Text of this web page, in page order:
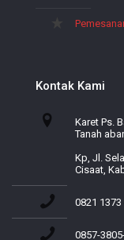
Kontak Kami
Karet Ps.
Tanah
Kp, Jl.
Cisaat,
0821 1373
0857-